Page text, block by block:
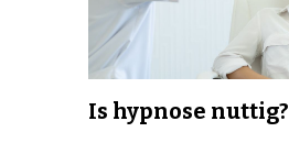
Is hypnose nuttig?